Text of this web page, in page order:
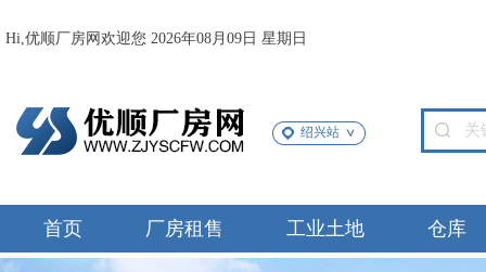
Hi,优顺厂房网欢迎您 2026年08月09日 星期日
绍兴站
首页 厂房租售 工业土地 仓库